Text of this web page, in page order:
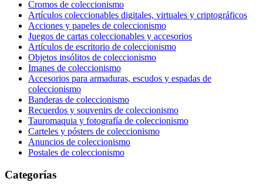
Cromos de coleccionismo
Artículos coleccionables digitales, virtuales y criptográficos
Acciones y papeles de coleccionismo
Juegos de cartas coleccionables y accesorios
Artículos de escritorio de coleccionismo
Objetos insólitos de coleccionismo
Imanes de coleccionismo
Accesorios para armaduras, escudos y espadas de
coleccionismo
Banderas de coleccionismo
Recuerdos y souvenirs de coleccionismo
Tauromaquia y fotografía de coleccionismo
Carteles y pósters de coleccionismo
Anuncios de coleccionismo
Postales de coleccionismo
Categorías